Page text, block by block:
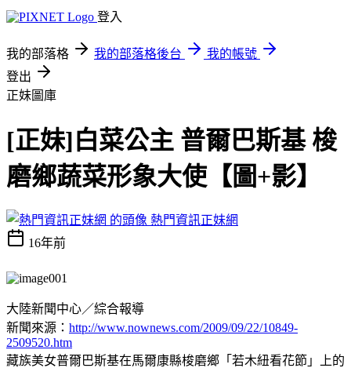
登入
我的部落格 我的部落格後台
我的帳號
登出
正妹圖庫
[正妹]白菜公主 普爾巴斯基 梭
磨鄉蔬菜形象大使【圖+影】
熱門資訊正妹網
16年前
大陸新聞中心／綜合報導
新聞來源： http://www.nownews.com/2009/09/22/10849-
2509520.htm
藏族美女普爾巴斯基在馬爾康縣梭磨鄉「若木紐看花節」上的